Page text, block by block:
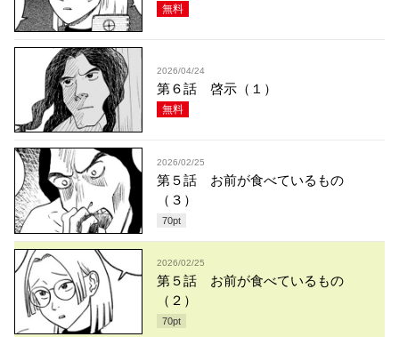
無料
2026/04/24
第６話 啓示（１）
無料
2026/02/25
第５話 お前が食べているもの
（３）
70pt
2026/02/25
第５話 お前が食べているもの
（２）
70pt